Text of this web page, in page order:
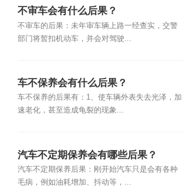
不审车会有什么后果？
不审车的后果：未年审车辆上路一经查实，交警
部门将暂扣机动车，并会对驾驶...
车不保养会有什么后果？
车不保养的后果有：1、使车辆外表失去光泽，加
速老化，甚至造成龟裂的现象...
汽车不定期保养会有哪些后果？
汽车不定期保养后果：刚开始汽车只是会有各种
毛病，例如油耗增加、抖动等，...